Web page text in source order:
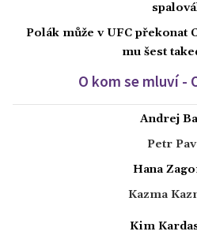
Polák může v UFC překonat
mu šest
O kom se mluví -
Andrej
Petr
Hana
Kazma
Kim